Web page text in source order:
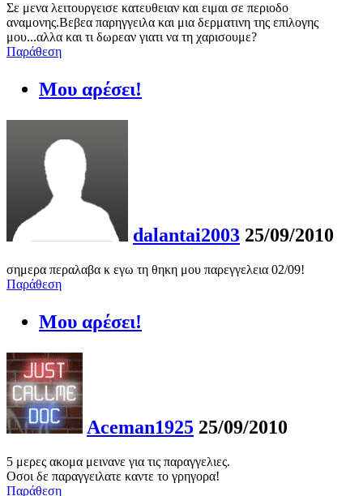
Σε μενα λειτουργεισε κατευθειαν και ειμαι σε περιοδο
αναμονης.Βεβεα παρηγγειλα και μια δερματινη της επιλογης
μου...αλλα και τι δωρεαν γιατι να τη χαρισουμε?
Παράθεση
Μου αρέσει!
dalantai2003 25/09/2010
σημερα περαλαβα κ εγω τη θηκη μου παρεγγελεια 02/09!
Παράθεση
Μου αρέσει!
Aceman1925 25/09/2010
5 μερες ακομα μεινανε για τις παραγγελιες.
Οσοι δε παραγγειλατε καντε το γρηγορα!
Παράθεση